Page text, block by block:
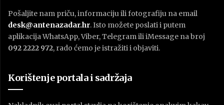
Pošaljite nam priču, informaciju ili fotografiju na email
desk@antenazadar.hr. Isto možete poslati i putem
aplikacija WhatsApp, Viber, Telegram ili iMessage na broj
092 2222 972, rado ćemo je istražiti i objaviti.
Korištenje portala i sadržaja